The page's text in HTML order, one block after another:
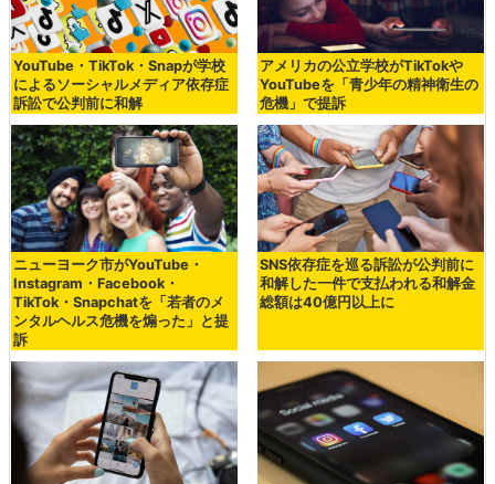
YouTube・TikTok・Snapが学校
によるソーシャルメディア依存症
訴訟で公判前に和解
アメリカの公立学校がTikTokや
YouTubeを「青少年の精神衛生の
危機」で提訴
ニューヨーク市がYouTube・
Instagram・Facebook・
TikTok・Snapchatを「若者のメ
ンタルヘルス危機を煽った」と提
訴
SNS依存症を巡る訴訟が公判前に
和解した一件で支払われる和解金
総額は40億円以上に